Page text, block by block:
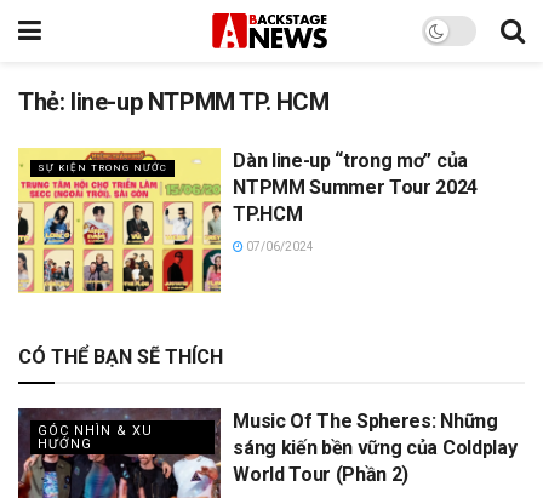
Thẻ: line-up NTPMM TP. HCM
SỰ KIỆN TRONG NƯỚC
Dàn line-up “trong mơ” của
NTPMM Summer Tour 2024
TP.HCM
07/06/2024
CÓ THỂ BẠN SẼ THÍCH
GÓC NHÌN & XU
HƯỚNG
Music Of The Spheres: Những
sáng kiến bền vững của Coldplay
World Tour (Phần 2)